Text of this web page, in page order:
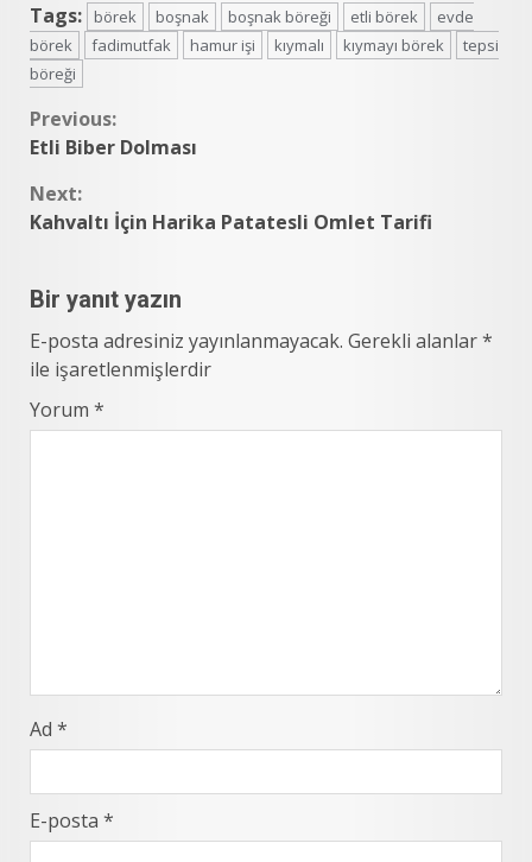
Tags:
börek boşnak boşnak böreği etli börek
evde
börek
fadimutfak hamur işi kıymalı kıymayı börek
tepsi
böreği
Continue
Previous:
Etli Biber Dolması
Next:
Kahvaltı İçin Harika Patatesli Omlet Tarifi
Bir yanıt yazın
E-posta adresiniz yayınlanmayacak. Gerekli alanlar*
ile işaretlenmişlerdir
Yorum *
Ad *
E-posta *